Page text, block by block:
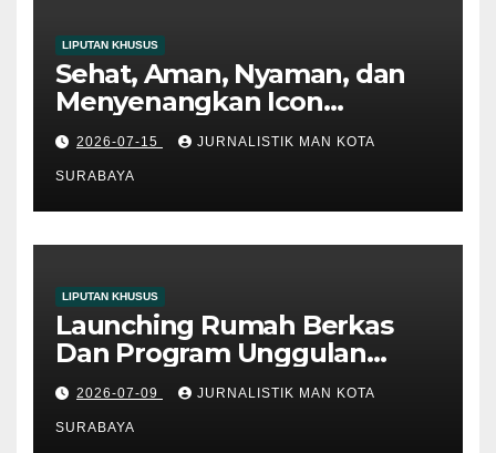
LIPUTAN KHUSUS
Sehat, Aman, Nyaman, dan
Menyenangkan Icon
Matamuda 2026
2026-07-15 JURNALISTIK MAN KOTA
SURABAYA
LIPUTAN KHUSUS
Launching Rumah Berkas
Dan Program Unggulan
Kankemenag Kota Surabaya:
Langkah Inovatif Menuju
Layanan Publik Digital
2026-07-09 JURNALISTIK MAN KOTA
SURABAYA